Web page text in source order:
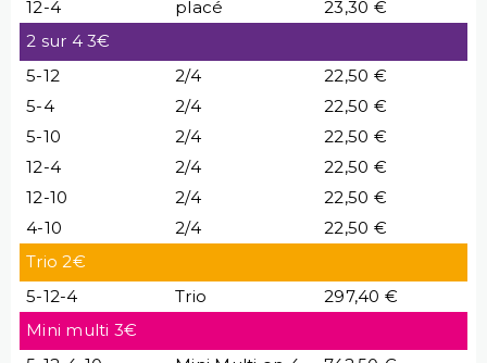
12-4 placé
23,30 €
2 sur 4 3€
5-12
2/4
22,50 €
5-4
2/4
22,50 €
5-10
2/4
22,50 €
12-4
2/4
22,50 €
12-10
2/4
22,50 €
4-10
2/4
22,50 €
Trio 2€
5-12-4
Trio
297,40 €
Mini multi 3€